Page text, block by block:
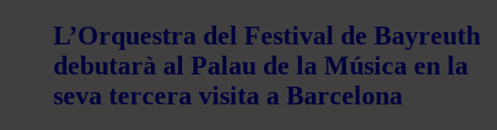
L’Orquestra del Festival de Bayreuth
debutarà al Palau de la Música en la
seva tercera visita a Barcelona